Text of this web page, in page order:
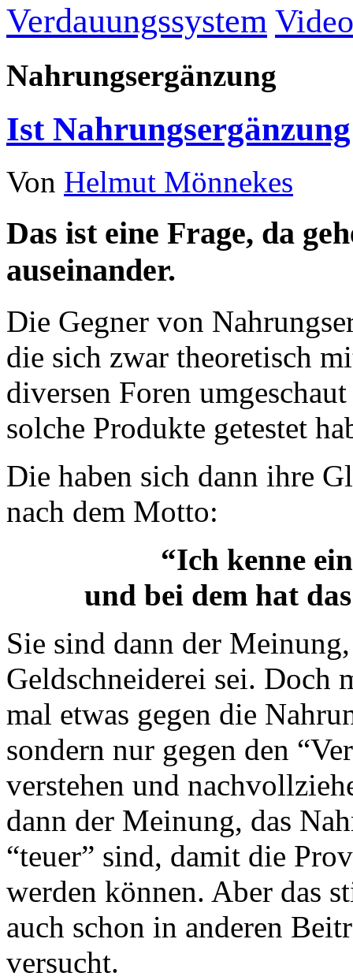
Verdauungssystem Video
Nahrungsergänzung
Ist
Von Helmut Mönnekes
Das ist eine Frage, da
auseinander.
Die Gegner von
die sich zwar theoretisch
diversen Foren
solche Produkte getestet
Die haben sich dann ihre
nach dem Motto:
“Ich kenne
und bei dem hat
Sie sind dann der
Geldschneiderei sei. Doch
mal etwas gegen die
sondern nur gegen den
verstehen und
dann der Meinung, das
“teuer” sind, damit die
werden können. Aber das
auch schon in anderen
versucht.